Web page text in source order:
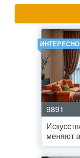
9891
меняют